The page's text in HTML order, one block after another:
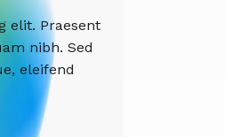
elit. Praesent
nibh. Sed
eleifend